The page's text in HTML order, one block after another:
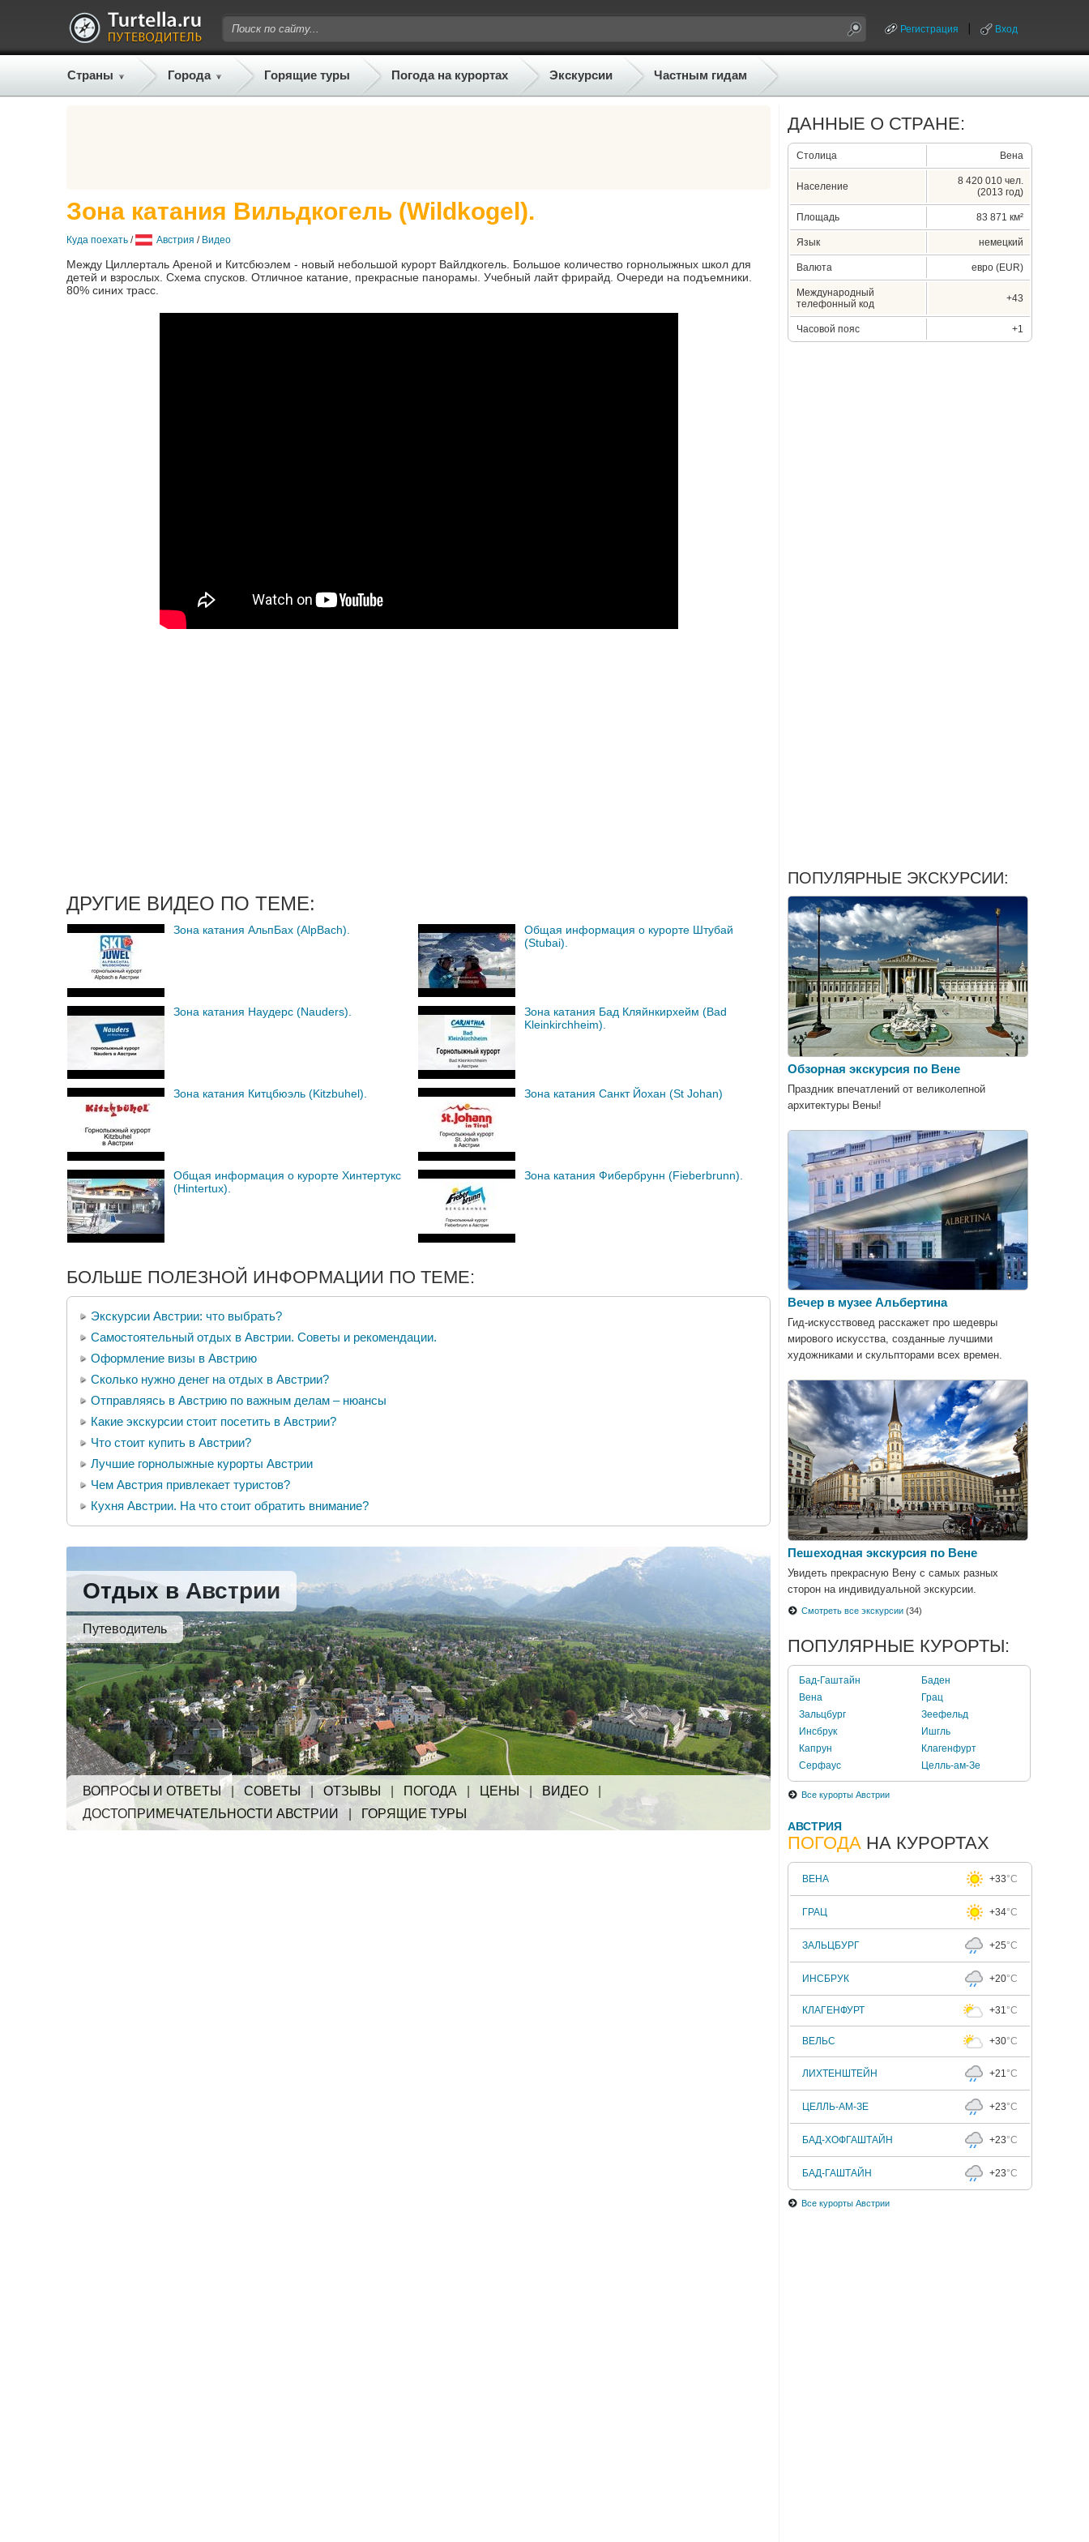
Регистрация Вход
Страны Города Горящие туры Погода на курортах Экскурсии Частным гидам
Зона катания Вильдкогель (Wildkogel).
Куда поехать / Австрия / Видео
Между Циллерталь Ареной и Китсбюэлем - новый небольшой курорт Вайлдкогель. Большое количество горнолыжных школ для
детей и взрослых. Схема спусков. Отличное катание, прекрасные панорамы. Учебный лайт фрирайд. Очереди на подъемники.
80% синих трасс.
ДРУГИЕ ВИДЕО ПО ТЕМЕ:
Зона катания АльпБах (AlpBach).
Общая информация о курорте Штубай
(Stubai).
Зона катания Наудерс (Nauders).
Зона катания Бад Кляйнкирхейм (Bad
Kleinkirchheim).
Зона катания Китцбюэль (Kitzbuhel). Зона катания Санкт Йохан (St Johan)
Общая информация о курорте Хинтертукс
(Hintertux).
Зона катания Фибербрунн (Fieberbrunn).
БОЛЬШЕ ПОЛЕЗНОЙ ИНФОРМАЦИИ ПО ТЕМЕ:
Экскурсии Австрии: что выбрать?
Самостоятельный отдых в Австрии. Советы и рекомендации.
Оформление визы в Австрию
Сколько нужно денег на отдых в Австрии?
Отправляясь в Австрию по важным делам – нюансы
Какие экскурсии стоит посетить в Австрии?
Что стоит купить в Австрии?
Лучшие горнолыжные курорты Австрии
Чем Австрия привлекает туристов?
Кухня Австрии. На что стоит обратить внимание?
Отдых в Австрии
Путеводитель
ВОПРОСЫ И ОТВЕТЫ| СОВЕТЫ | ОТЗЫВЫ ПОГОДА ЦЕНЫ| ВИДЕО
ДОСТОПРИМЕЧАТЕЛЬНОСТИ АВСТРИИ
ГОРЯЩИЕ ТУРЫ
ДАННЫЕ О СТРАНЕ:
Столица Вена
Население
8 420 010 чел.
(2013 год)
Площадь 83 871 км²
Язык немецкий
Валюта евро (EUR)
Международный
телефонный код
+43
Часовой пояс +1
ПОПУЛЯРНЫЕ ЭКСКУРСИИ:
Обзорная экскурсия по Вене
Праздник впечатлений от великолепной
архитектуры Вены!
Вечер в музее Альбертина
Гид-искусствовед расскажет про шедевры
мирового искусства, созданные лучшими
художниками и скульпторами всех времен.
Пешеходная экскурсия по Вене
Увидеть прекрасную Вену с самых разных
сторон на индивидуальной экскурсии.
Смотреть все экскурсии (34)
ПОПУЛЯРНЫЕ КУРОРТЫ:
Бад-Гаштайн
Баден
Вена
Грац
Зальцбург
Зеефельд
Инсбрук
Ишгль
Капрун
Клагенфурт
Серфаус
Целль-ам-Зе
Все курорты Австрии
АВСТРИЯ
ПОГОДА НА КУРОРТАХ
ВЕНА +33°C
ГРАЦ +34°C
ЗАЛЬЦБУРГ +25°C
ИНСБРУК +20°C
КЛАГЕНФУРТ +31°C
ВЕЛЬС +30°C
ЛИХТЕНШТЕЙН +21°C
ЦЕЛЛЬ-АМ-ЗЕ +23°C
БАД-ХОФГАШТАЙН +23°C
БАД-ГАШТАЙН +23°C
Все курорты Австрии